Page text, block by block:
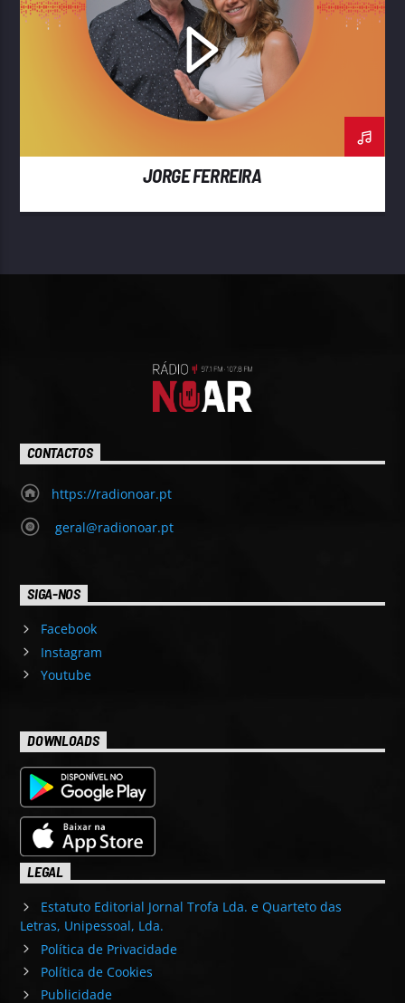
JORGE FERREIRA
CONTACTOS
https://radionoar.pt
geral@radionoar.pt
SIGA-NOS
Facebook
Instagram
Youtube
DOWNLOADS
LEGAL
Estatuto Editorial Jornal Trofa Lda. e Quarteto das
Letras, Unipessoal, Lda.
Política de Privacidade
Política de Cookies
Publicidade